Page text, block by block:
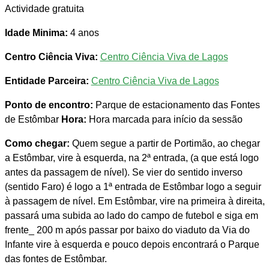
Actividade gratuita
Idade Minima: 4 anos
Centro Ciência Viva: Centro Ciência Viva de Lagos
Entidade Parceira: Centro Ciência Viva de Lagos
Ponto de encontro: Parque de estacionamento das Fontes
de Estômbar Hora: Hora marcada para início da sessão
Como chegar: Quem segue a partir de Portimão, ao chegar
a Estômbar, vire à esquerda, na 2ª entrada, (a que está logo
antes da passagem de nível). Se vier do sentido inverso
(sentido Faro) é logo a 1ª entrada de Estômbar logo a seguir
à passagem de nível. Em Estômbar, vire na primeira à direita,
passará uma subida ao lado do campo de futebol e siga em
frente_ 200 m após passar por baixo do viaduto da Via do
Infante vire à esquerda e pouco depois encontrará o Parque
das fontes de Estômbar.